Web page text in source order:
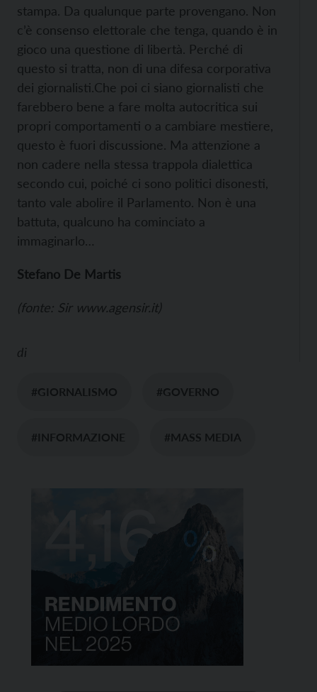
stampa. Da qualunque parte provengano. Non
c’è consenso elettorale che tenga, quando è in
gioco una questione di libertà. Perché di
questo si tratta, non di una difesa corporativa
dei giornalisti.Che poi ci siano giornalisti che
farebbero bene a fare molta autocritica sui
propri comportamenti o a cambiare mestiere,
questo è fuori discussione. Ma attenzione a
non cadere nella stessa trappola dialettica
secondo cui, poiché ci sono politici disonesti,
tanto vale abolire il Parlamento. Non è una
battuta, qualcuno ha cominciato a
immaginarlo…
Stefano De Martis
(fonte: Sir www.agensir.it)
di
#GIORNALISMO #GOVERNO
#INFORMAZIONE #MASS MEDIA